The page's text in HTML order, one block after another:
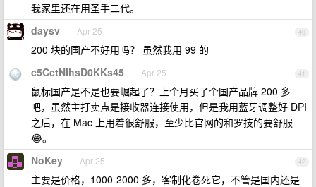
我家里还在用圣手二代。
40
daysv Apr 25
200 块的国产不好用吗？ 虽然我用 99 的
41
c5CctNIhsD0KKs45 Apr 25
鼠标国产是不是也要崛起了？上个月买了个国产品牌 200 多
吧，虽然主打卖点是接收器连接使用，但是我用蓝牙调整好 DPI
之后，在 Mac 上用着很舒服，至少比官网的和罗技的要舒服
😂。
42
NoKey Apr 25
主要是价格，1000-2000 多，客制化卷死它，不管是国内还是